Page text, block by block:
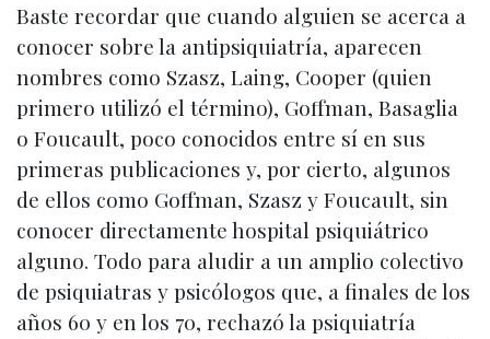
Baste recordar que cuando alguien se acerca a
conocer sobre la antipsiquiatría, aparecen
nombres como Szasz, Laing, Cooper (quien
primero utilizó el término), Goffman, Basaglia
o Foucault, poco conocidos entre sí en sus
primeras publicaciones y, por cierto, algunos
de ellos como Goffman, Szasz y Foucault, sin
conocer directamente hospital psiquiátrico
alguno. Todo para aludir a un amplio colectivo
de psiquiatras y psicólogos que, a finales de los
años 60 y en los 70, rechazó la psiquiatría